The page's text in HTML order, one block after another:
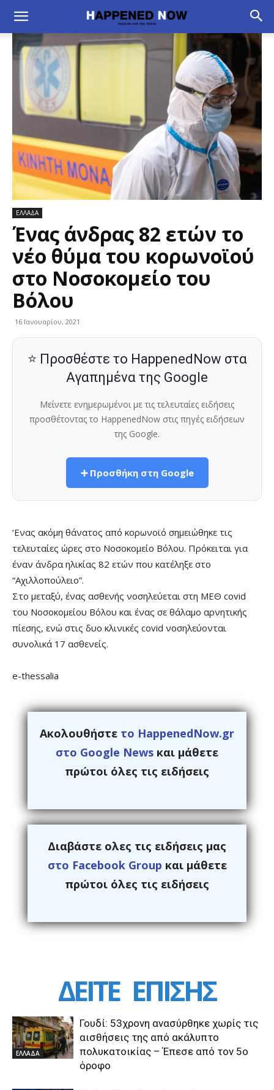
ΕΛΛΑΔΑ
Ένας άνδρας 82 ετών το
νέο θύμα του κορωνοϊού
στο Νοσοκομείο του
Βόλου
16 Ιανουαρίου, 2021
⭐ Προσθέστε το HappenedNow στα
Αγαπημένα της Google
Μείνετε ενημερωμένοι με τις τελευταίες ειδήσεις
προσθέτοντας το HappenedNow στις πηγές ειδήσεων
της Google.
➕ Προσθήκη στη Google
‘Eνας ακόμη θάνατος από κορωνοϊό σημειώθηκε τις
τελευταίες ώρες στο Νοσοκομείο Βόλου. Πρόκειται για
έναν άνδρα ηλικίας 82 ετών που κατέληξε στο
“Αχιλλοπούλειο”.
Στο μεταξύ, ένας ασθενής νοσηλεύεται στη ΜΕΘ covid
του Νοσοκομείου Βόλου και ένας σε θάλαμο αρνητικής
πίεσης, ενώ στις δυο κλινικές covid νοσηλεύονται
συνολικά 17 ασθενείς.
e-thessalia
Ακολουθήστε το HappenedNow.gr
στο Google News και μάθετε
πρώτοι όλες τις ειδήσεις
Διαβάστε ολες τις ειδήσεις μας
στο Facebook Group και μάθετε
πρώτοι όλες τις ειδήσεις
ΔΕΙΤΕ ΕΠΙΣΗΣ
ΕΛΛΑΔΑ
Γουδί: 53χρονη ανασύρθηκε χωρίς τις
αισθήσεις της από ακάλυπτο
πολυκατοικίας – Έπεσε από τον 5ο
όροφο